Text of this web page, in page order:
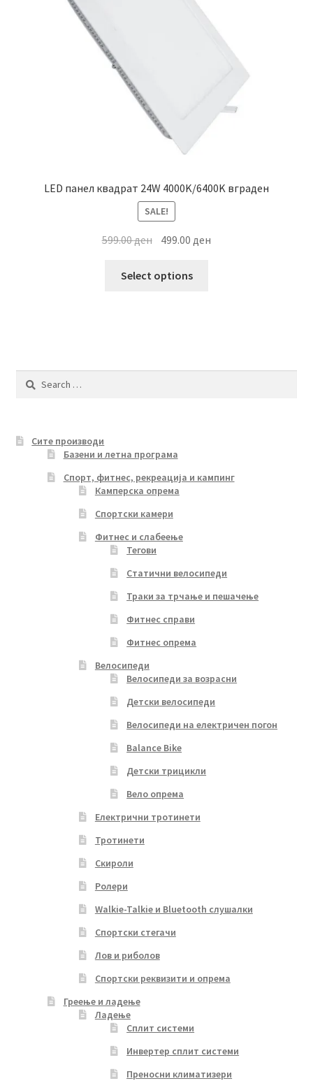
chosen
LED панел квадрат 24W 4000K/6400K вграден
SALE!
599.00ден Original
was:
499.00ден
Select options
options
product
Search
Сите производи
Базени и летна програма
Спорт, фитнес, рекреација и кампинг
Камперска опрема
Спортски камери
Фитнес и слабеење
Тегови
Статични велосипеди
Траки за трчање и пешачење
Фитнес справи
Фитнес опрема
Велосипеди
Велосипеди за возрасни
Детски велосипеди
Велосипеди на електричен погон
Balance Bike
Детски трицикли
Вело опрема
Електрични тротинети
Тротинети
Скироли
Ролери
Walkie-Talkie и Bluetooth слушалки
Спортски стегачи
Лов и риболов
Спортски реквизити и опрема
Греење и ладење
Ладење
Сплит системи
Инвертер сплит системи
Преносни климатизери